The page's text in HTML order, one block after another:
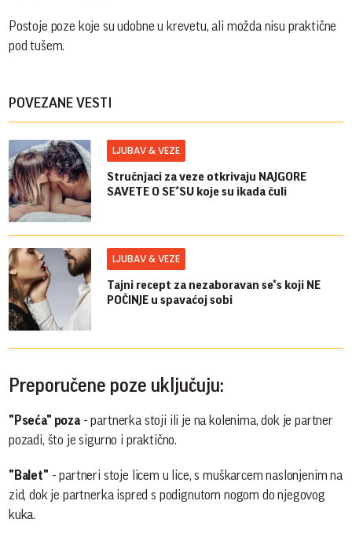
Postoje poze koje su udobne u krevetu, ali možda nisu praktične
pod tušem.
POVEZANE VESTI
LJUBAV & VEZE
Stručnjaci za veze otkrivaju NAJGORE
SAVETE O SE*SU koje su ikada čuli
LJUBAV & VEZE
Tajni recept za nezaboravan se*s koji NE
POČINJE u spavaćoj sobi
Preporučene poze uključuju:
"Pseća" poza- partnerka stoji ili je na kolenima, dok je partner
pozadi, što je sigurno i praktično.
"Balet" - partneri stoje licem u lice, s muškarcem naslonjenim na
zid, dok je partnerka ispred s podignutom nogom do njegovog
kuka.